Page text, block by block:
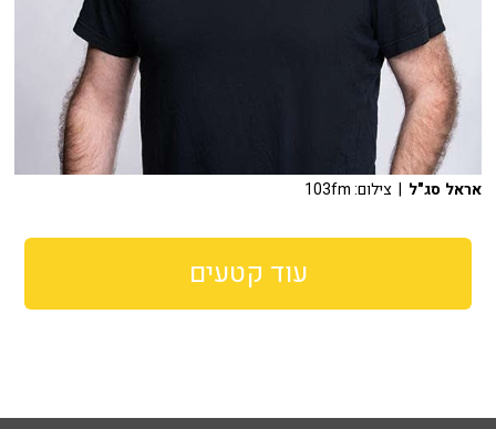
אראל סג"ל | צילום: 103fm
עוד קטעים